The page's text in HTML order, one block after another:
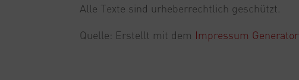
Alle Texte sind urheberrechtlich geschützt.
Quelle: Erstellt mit dem Impressum Generator